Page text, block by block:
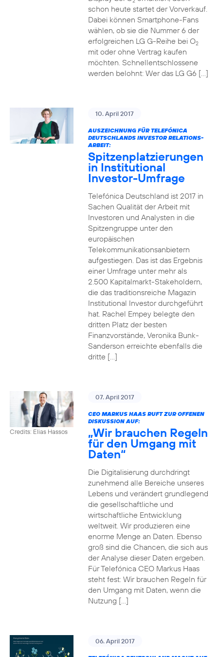
schon heute startet der Vorverkauf.
Dabei können Smartphone-Fans
wählen, ob sie die Nummer 6 der
erfolgreichen LG G-Reihe bei O2
mit oder ohne Vertrag kaufen
möchten. Schnellentschlossene
werden belohnt: Wer das LG G6 […]
10. April 2017
AUSZEICHNUNG FÜR TELEFÓNICA
DEUTSCHLANDS INVESTOR RELATIONS-
ARBEIT:
Spitzenplatzierungen
in Institutional
Investor-Umfrage
Telefónica Deutschland ist 2017 in
Sachen Qualität der Arbeit mit
Investoren und Analysten in die
Spitzengruppe unter den
europäischen
Telekommunikationsanbietern
aufgestiegen. Das ist das Ergebnis
einer Umfrage unter mehr als
2.500 Kapitalmarkt-Stakeholdern,
die das traditionsreiche Magazin
Institutional Investor durchgeführt
hat. Rachel Empey belegte den
dritten Platz der besten
Finanzvorstände, Veronika Bunk-
Sanderson erreichte ebenfalls die
dritte […]
Credits: Elias Hassos
07. April 2017
CEO MARKUS HAAS RUFT ZUR OFFENEN
DISKUSSION AUF:
„Wir brauchen Regeln
für den Umgang mit
Daten“
Die Digitalisierung durchdringt
zunehmend alle Bereiche unseres
Lebens und verändert grundlegend
die gesellschaftliche und
wirtschaftliche Entwicklung
weltweit. Wir produzieren eine
enorme Menge an Daten. Ebenso
groß sind die Chancen, die sich aus
der Analyse dieser Daten ergeben.
Für Telefónica CEO Markus Haas
steht fest: Wir brauchen Regeln für
den Umgang mit Daten, wenn die
Nutzung […]
06. April 2017